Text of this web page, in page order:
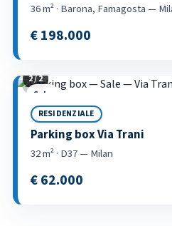
3 / 15
RESIDENZIALE
Two-room Viale Famagosta